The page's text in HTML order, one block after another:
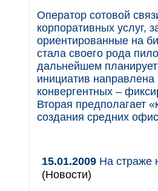
Оператор сотовой
корпоративных услуг,
ориентированные на
стала своего рода
дальнейшем
инициатив
конвергентных –
Вторая предполагает
создания средних
15.01.2009 На страже
(Новости)